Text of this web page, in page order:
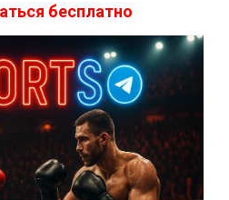
бесплатно